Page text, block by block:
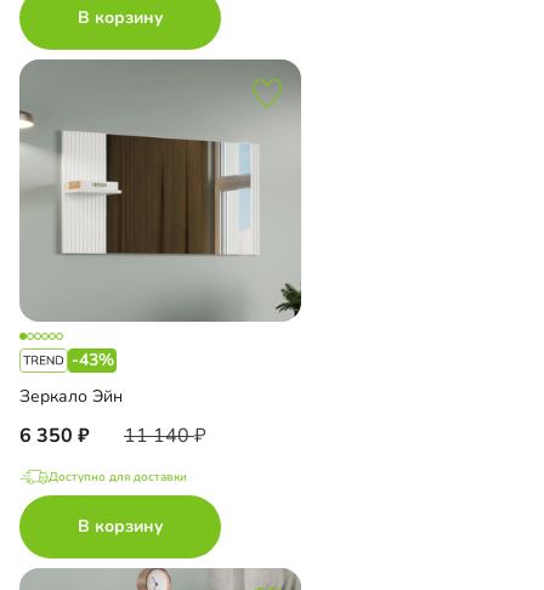
В корзину
-43%
Зеркало Эйн
6 350 11 140
Доступно для доставки
В корзину